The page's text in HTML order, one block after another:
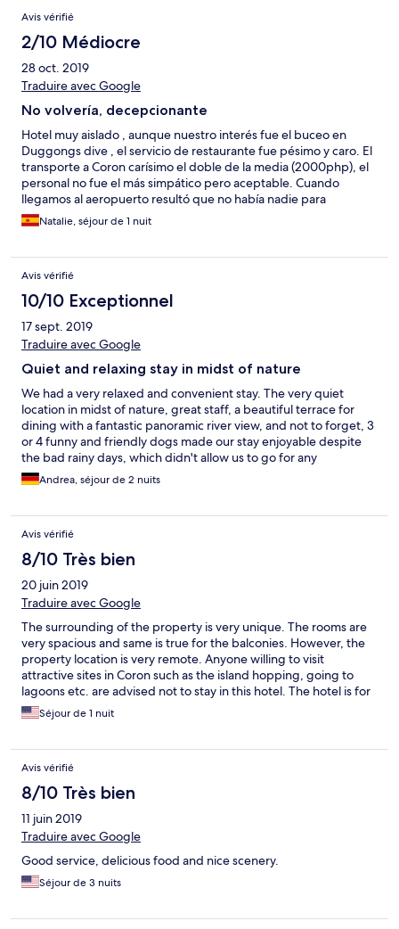
Avis vérifié
2/10 Médiocre
28 oct. 2019
Traduire avec Google
No volvería, decepcionante
Hotel muy aislado , aunque nuestro interés fue el buceo en
Duggongs dive , el servicio de restaurante fue pésimo y caro. El
transporte a Coron carísimo el doble de la media (2000php), el
personal no fue el más simpático pero aceptable. Cuando
llegamos al aeropuerto resultó que no había nadie para
recogernos (suponemos que por la hora 16:30pm) y tuvimos
que coger un coche por 700php cuando se suponía que el
iban a ser 500php con el servicio de recogida. Una vez llegamos
al hotel y le dije el precio me dijo que era el normal y que estaba
bien. Para el desayuno del día de buceo, nos dijeron que se
podía hacer a las 5:30am y eran las 5:50am y no estaba listo, nos
lo tuvieron que poner para llevar sin café ni ninguna bebida.
Natalie, séjour de 1 nuit
Avis vérifié
10/10 Exceptionnel
17 sept. 2019
Traduire avec Google
Quiet and relaxing stay in midst of nature
We had a very relaxed and convenient stay. The very quiet
location in midst of nature, great staff, a beautiful terrace for
dining with a fantastic panoramic river view, and not to forget, 3
or 4 funny and friendly dogs made our stay enjoyable despite
the bad rainy days, which didn't allow us to go for any
excursions, though island hopping,beautiful beaches,
snorkeling, canoe and firefly sighting at night are being offered,
nature view from our balcony, that compensated for the wet
season, but a real downturn was, that especially during such
rainy days, it would be nice to have Wi-Fi, TV and a hot shower,
but unfortunately this hasn't been installed, and maybe its due
to the remote nature location, but in that case the owner still can
buy data and provide a modem, because most guests are used
Andrea, séjour de 2 nuits
Avis vérifié
8/10 Très bien
20 juin 2019
Traduire avec Google
The surrounding of the property is very unique. The rooms are
very spacious and same is true for the balconies. However, the
property location is very remote. Anyone willing to visit
attractive sites in Coron such as the island hopping, going to
lagoons etc. are advised not to stay in this hotel. The hotel is for
people who wants to stay very near to the nature. Their is no
shops, or restaurants are available in miles around the property.
Séjour de 1 nuit
Avis vérifié
8/10 Très bien
11 juin 2019
Traduire avec Google
Good service, delicious food and nice scenery.
Séjour de 3 nuits